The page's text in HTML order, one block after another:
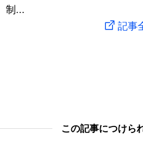
制...
記事
この記事につけら